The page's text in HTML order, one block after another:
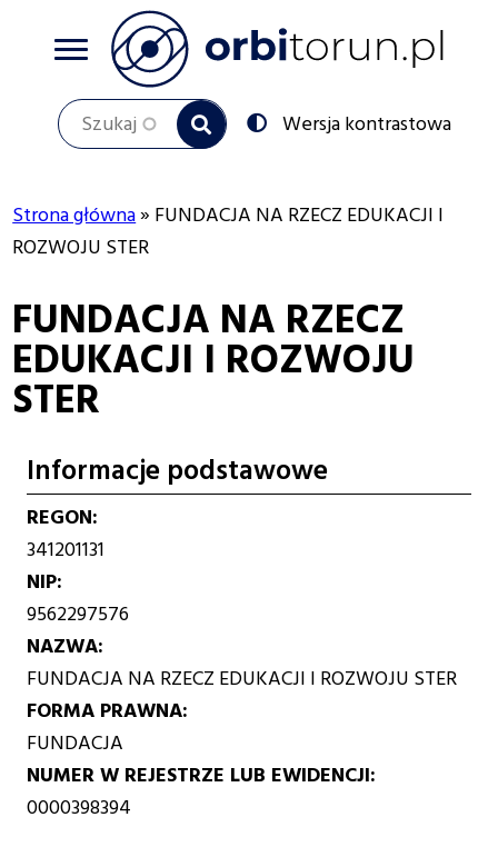
Szukaj
Przełącz
na:
Wersja kontrastowa
Ścieżka
nawigacyjna
Strona główna
FUNDACJA NA RZECZ EDUKACJI I
ROZWOJU STER
FUNDACJA NA RZECZ
EDUKACJI I ROZWOJU
STER
Informacje podstawowe
REGON
341201131
NIP
9562297576
NAZWA
FUNDACJA NA RZECZ EDUKACJI I ROZWOJU STER
FORMA PRAWNA
FUNDACJA
NUMER W REJESTRZE LUB EWIDENCJI
0000398394